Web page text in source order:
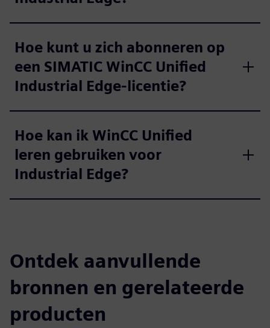
Hoe kunt u zich abonneren op
een SIMATIC WinCC Unified
Industrial Edge-licentie?
Hoe kan ik WinCC Unified
leren gebruiken voor
Industrial Edge?
Ontdek aanvullende
bronnen en gerelateerde
producten